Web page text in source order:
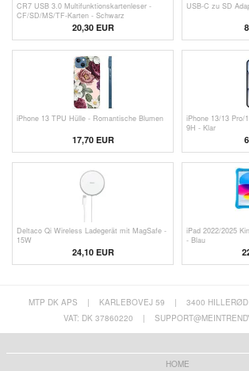
CR7 USB 3.0 Multifunktionskartenleser -
CF/SD/MS/TF-Karten - Schwarz
20,30 EUR
USB-C zu SD
iPhone 13 TPU Hülle - Romantische Blumen
17,70 EUR
iPhone 13/13 Pro/
9H - Klar
Deltaco Qi Wireless Ladegerät mit MagSafe -
15W
24,10 EUR
iPad 2022/2025
- Blau
MTP DK APS | KARLEBOVEJ 59 | 3400 HILLERØD
VAT: DK 37860220
|
HOME